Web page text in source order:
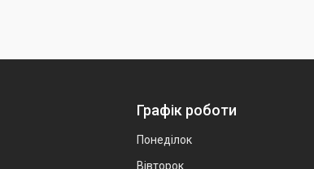
Графік роботи
Понеділок
Вівторок